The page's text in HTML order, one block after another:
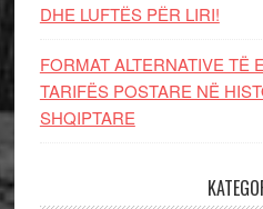
DHE LUFTЁS PЁR LIRI!
FORMAT ALTERNATIVE TË
TARIFËS POSTARE NË
SHQIPTARE